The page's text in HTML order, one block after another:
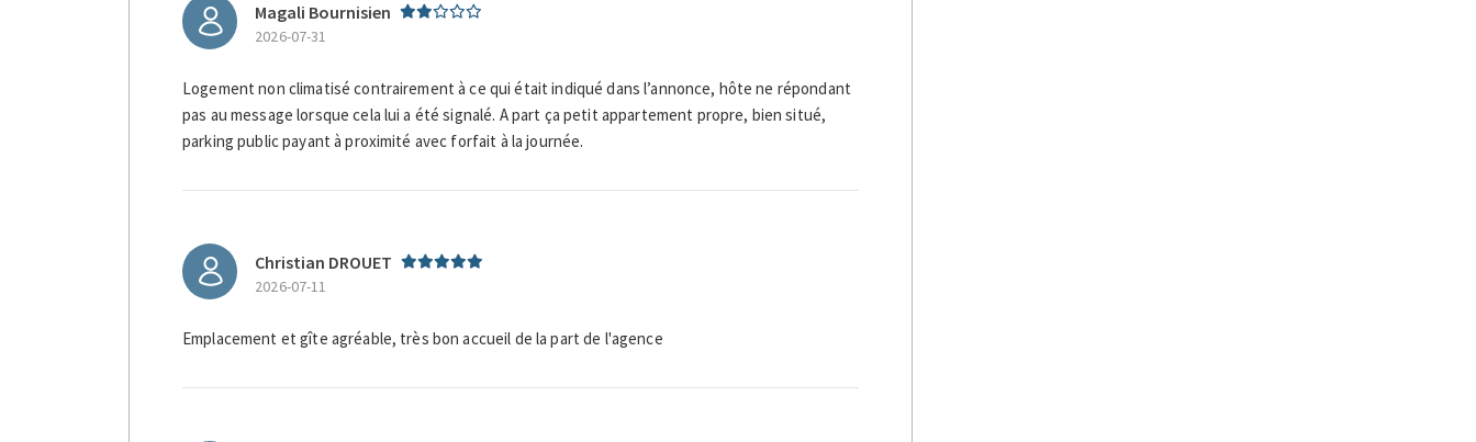
Magali Bournisien
2026-07-31
Logement non climatisé contrairement à ce qui était indiqué dans l’annonce, hôte ne répondant
pas au message lorsque cela lui a été signalé. A part ça petit appartement propre, bien situé,
parking public payant à proximité avec forfait à la journée.
Christian DROUET
2026-07-11
Emplacement et gîte agréable, très bon accueil de la part de l'agence